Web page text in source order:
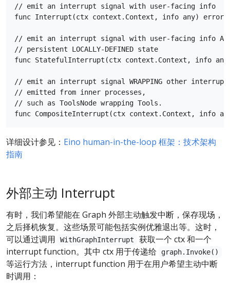
// emit an interrupt signal with user-facing info
func Interrupt(ctx context.Context, info any) error
// emit an interrupt signal with user-facing info AS
// persistent LOCALLY-DEFINED state
func StatefulInterrupt(ctx context.Context, info
// emit an interrupt signal WRAPPING other
// emitted from inner processes,
// such as ToolsNode wrapping Tools.
详细设计参见： Eino human-in-the-loop 框架：技术架构
指南
外部主动 Interrupt
有时，我们希望能在 Graph 外部主动触发中断，保存现场，
之后择机恢复。这些场景可能包括实例优雅退出等。这时，
可以通过调用
WithGraphInterrupt
获取一个 ctx 和一个
interrupt function。其中 ctx 用于传递给
graph.Invoke()
等运行方法，interrupt function 用于在用户希望主动中断
时调用：